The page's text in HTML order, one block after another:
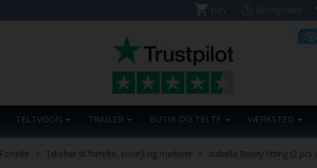
kurv åbningstider
TELTVOGN TRAILER BUTIK OG TELTE VÆRKSTED
Fortelte Tilbehør til fortelte, solsejl og markiser Isabella Buddy fitting (2 pcs.)